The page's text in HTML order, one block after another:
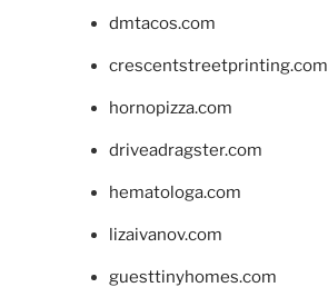
dmtacos.com
crescentstreetprinting.com
hornopizza.com
driveadragster.com
hematologa.com
lizaivanov.com
guesttinyhomes.com